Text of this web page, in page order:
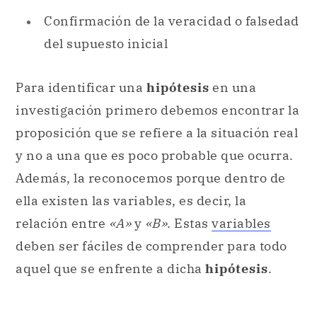
Confirmación de la veracidad o falsedad
del supuesto inicial
Para identificar una hipótesis en una
investigación primero debemos encontrar la
proposición que se refiere a la situación real
y no a una que es poco probable que ocurra.
Además, la reconocemos porque dentro de
ella existen las variables, es decir, la
relación entre «A»y «B». Estas variables
deben ser fáciles de comprender para todo
aquel que se enfrente a dicha hipótesis.